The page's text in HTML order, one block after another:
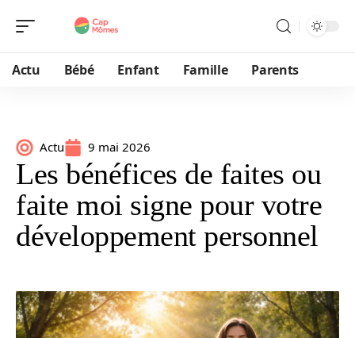
Actu Bébé Enfant Famille Parents
Actu 9 mai 2026
Les bénéfices de faites ou
faite moi signe pour votre
développement personnel